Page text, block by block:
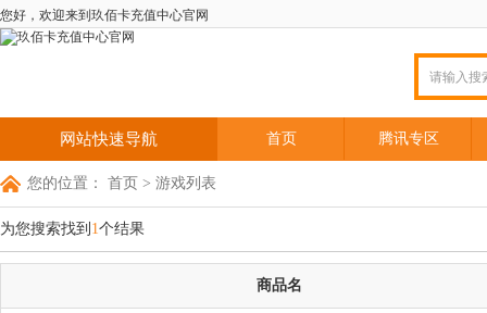
您好，欢迎来到玖佰卡充值中心官网
网站快速导航 首页 腾讯专区
您的位置： 首页 > 游戏列表
为您搜索找到 1个结果
商品名